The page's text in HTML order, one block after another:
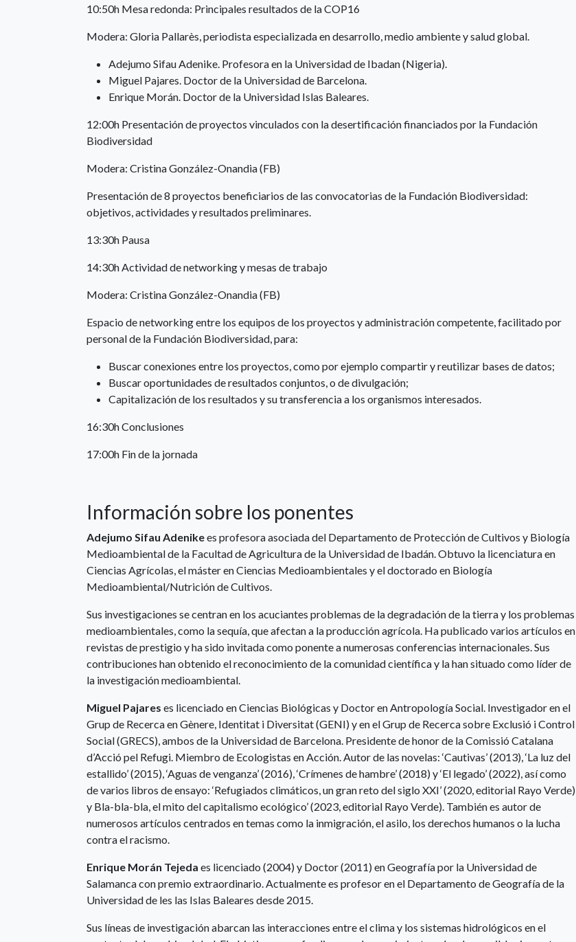
10:50h Mesa redonda: Principales resultados de la COP16
Modera: Gloria Pallarès, periodista especializada en desarrollo, medio ambiente y salud global.
Adejumo Sifau Adenike. Profesora en la Universidad de Ibadan (Nigeria).
Miguel Pajares. Doctor de la Universidad de Barcelona.
Enrique Morán. Doctor de la Universidad Islas Baleares.
12:00h Presentación de proyectos vinculados con la desertificación financiados por la Fundación
Biodiversidad
Modera: Cristina González-Onandia (FB)
Presentación de 8 proyectos beneficiarios de las convocatorias de la Fundación Biodiversidad:
objetivos, actividades y resultados preliminares.
13:30h Pausa
14:30h Actividad de networking y mesas de trabajo
Modera: Cristina González-Onandia (FB)
Espacio de networking entre los equipos de los proyectos y administración competente, facilitado por
personal de la Fundación Biodiversidad, para:
Buscar conexiones entre los proyectos, como por ejemplo compartir y reutilizar bases de datos;
Buscar oportunidades de resultados conjuntos, o de divulgación;
Capitalización de los resultados y su transferencia a los organismos interesados.
16:30h Conclusiones
17:00h Fin de la jornada
Información sobre los ponentes
Adejumo Sifau Adenikees profesora asociada del Departamento de Protección de Cultivos y Biología
Medioambiental de la Facultad de Agricultura de la Universidad de Ibadán. Obtuvo la licenciatura en
Ciencias Agrícolas, el máster en Ciencias Medioambientales y el doctorado en Biología
Medioambiental/Nutrición de Cultivos.
Sus investigaciones se centran en los acuciantes problemas de la degradación de la tierra y los problemas
medioambientales, como la sequía, que afectan a la producción agrícola. Ha publicado varios artículos en
revistas de prestigio y ha sido invitada como ponente a numerosas conferencias internacionales. Sus
contribuciones han obtenido el reconocimiento de la comunidad científica y la han situado como líder de
la investigación medioambiental.
Miguel Pajares es licenciado en Ciencias Biológicas y Doctor en Antropología Social. Investigador en el
Grup de Recerca en Gènere, Identitat i Diversitat (GENI) y en el Grup de Recerca sobre Exclusió i Control
Social (GRECS), ambos de la Universidad de Barcelona. Presidente de honor de la Comissió Catalana
d’Acció pel Refugi. Miembro de Ecologistas en Acción. Autor de las novelas: ‘Cautivas’ (2013), ‘La luz del
estallido’ (2015), ‘Aguas de venganza’ (2016), ‘Crímenes de hambre’ (2018) y ‘El legado’ (2022), así como
de varios libros de ensayo: ‘Refugiados climáticos, un gran reto del siglo XXI’ (2020, editorial Rayo Verde)
y Bla-bla-bla, el mito del capitalismo ecológico’ (2023, editorial Rayo Verde). También es autor de
numerosos artículos centrados en temas como la inmigración, el asilo, los derechos humanos o la lucha
contra el racismo.
Enrique Morán Tejeda es licenciado (2004) y Doctor (2011) en Geografía por la Universidad de
Salamanca con premio extraordinario. Actualmente es profesor en el Departamento de Geografía de la
Universidad de les las Islas Baleares desde 2015.
Sus líneas de investigación abarcan las interacciones entre el clima y los sistemas hidrológicos en el